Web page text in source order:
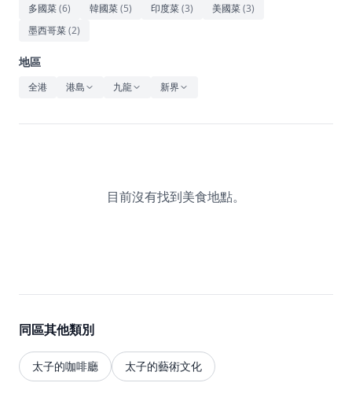
休閒
音樂
多國菜(6) 韓國菜(5) 印度菜(3) 美國菜(3)
墨西哥菜(2)
地區
全港 港島 九龍 新界
目前沒有找到美食地點。
同區其他類別
太子的咖啡廳 太子的藝術文化